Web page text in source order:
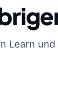
Learn